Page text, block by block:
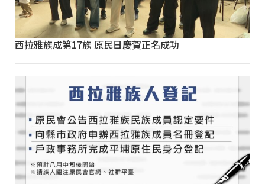
西拉雅族成第17族 原民日慶賀正名成功